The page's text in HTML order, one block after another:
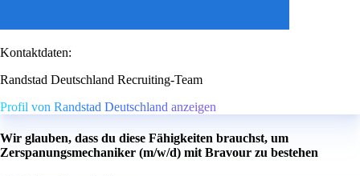
Kontaktdaten:
Randstad Deutschland Recruiting-Team
Profil von Randstad Deutschland anzeigen
Wir glauben, dass du diese Fähigkeiten brauchst, um
Zerspanungsmechaniker (m/w/d) mit Bravour zu bestehen